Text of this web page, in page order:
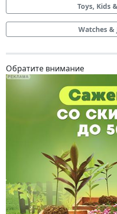
Toys, Kids
Watches &
Обратите внимание